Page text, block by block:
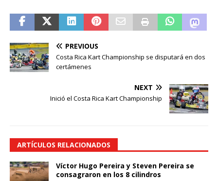
PREVIOUS
Costa Rica Kart Championship se disputará en dos
certámenes
NEXT
Inició el Costa Rica Kart Championship
ARTÍCULOS RELACIONADOS
Víctor Hugo Pereira y Steven Pereira se
consagraron en los 8 cilindros